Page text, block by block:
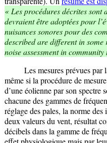
« Les procédures décrites sont
devraient être adoptées pour
nuisances sonores pour des
described are different in
noise assessment in community
Les mesures prévues par la
même si la procédure de
d’une éolienne par son spectre
chacune des gammes de
réglage des pales, la norme
deux valeurs du vent, résultat
décibels dans la gamme de